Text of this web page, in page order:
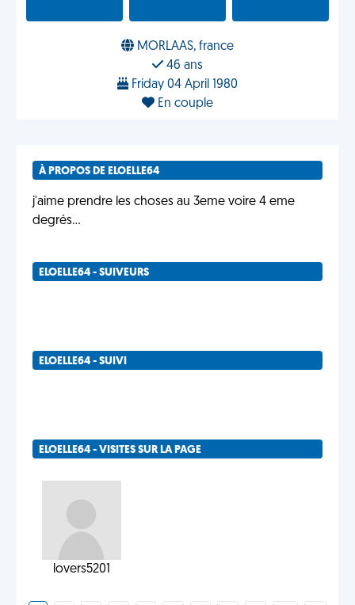
MORLAAS, france
46 ans
Friday 04 April 1980
En couple
À PROPOS DE ELOELLE64
j'aime prendre les choses au 3eme voire 4 eme
degrés...
ELOELLE64 - SUIVEURS
ELOELLE64 - SUIVI
ELOELLE64 - VISITES SUR LA PAGE
lovers5201